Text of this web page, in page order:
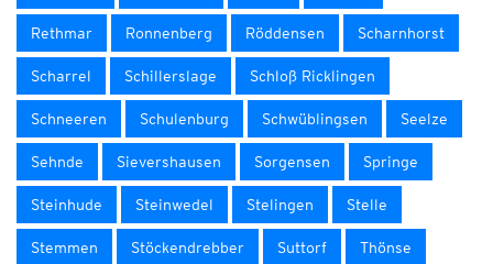
Rethmar Ronnenberg Röddensen Scharnhorst
Scharrel Schillerslage Schloß Ricklingen
Schneeren Schulenburg Schwüblingsen Seelze
Sehnde Sievershausen Sorgensen Springe
Steinhude Steinwedel Stelingen Stelle
Stemmen Stöckendrebber Suttorf Thönse